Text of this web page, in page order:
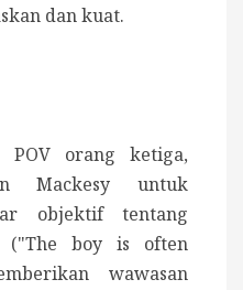
dan kuat.
POV orang ketiga,
Mackesy untuk
objektif tentang
("The boy is often
wawasan